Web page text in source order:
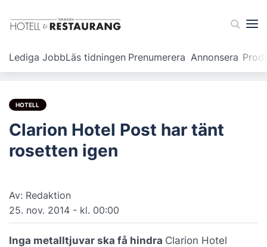
Lediga JobbLäs tidningen Prenumerera Annonsera
HOTELL
Clarion Hotel Post har tänt
rosetten igen
Av: Redaktion
25. nov. 2014 - kl. 00:00
Inga metalltjuvar ska få hindra Clarion Hotel